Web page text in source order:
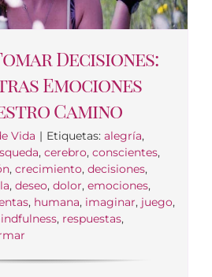
Decisiones:
Emociones
Camino
Vida | Etiquetas: alegría,
, cerebro, conscientes,
, crecimiento, decisiones,
, deseo, dolor, emociones,
, humana, imaginar, juego,
, respuestas,